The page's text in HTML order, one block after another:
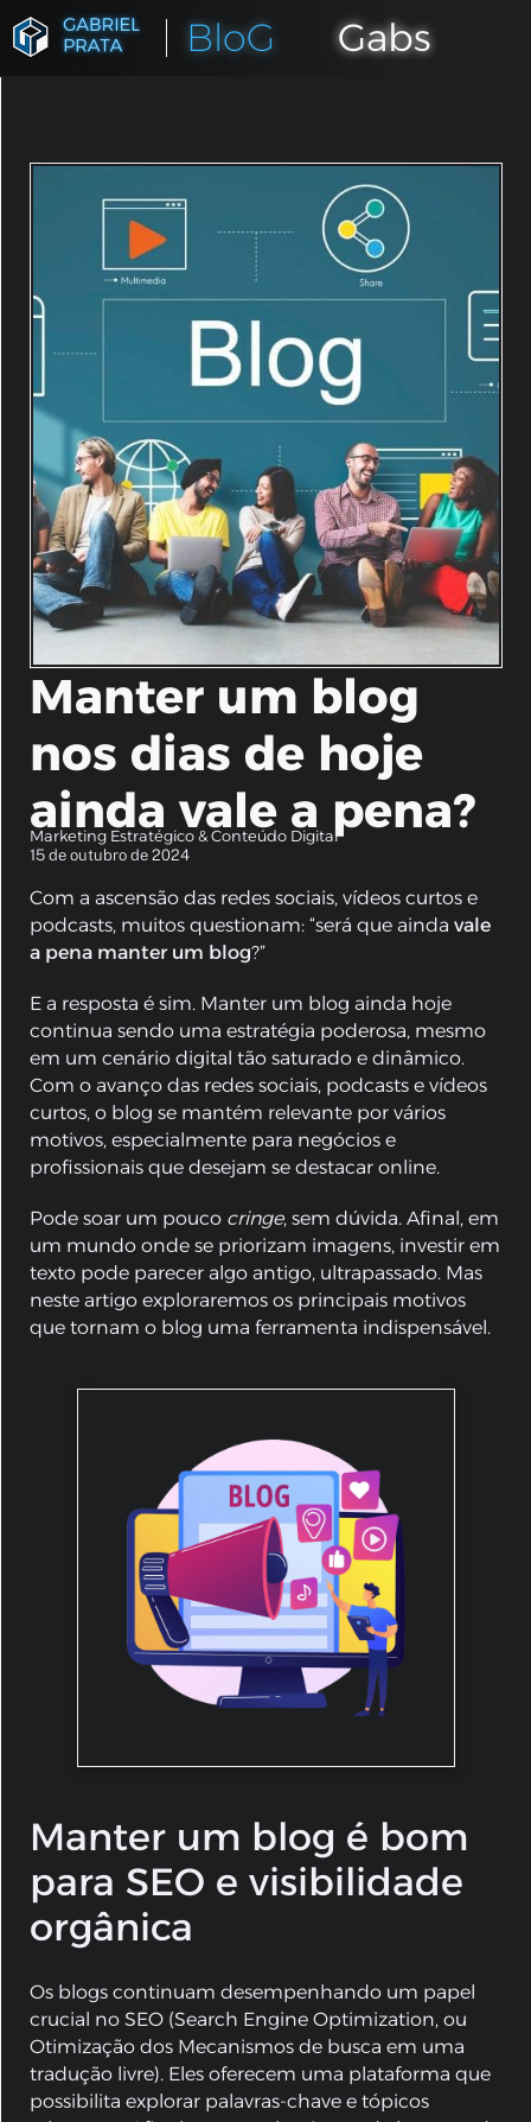
BloG Gabs
Marketing Estratégico & Conteúdo Digital
15 de outubro de 2024
Manter um blog
nos dias de hoje
ainda vale a pena?
Com a ascensão das redes sociais, vídeos curtos e
podcasts, muitos questionam: “será que ainda vale
a pena manter um blog?”
E a resposta é sim. Manter um blog ainda hoje
continua sendo uma estratégia poderosa, mesmo
em um cenário digital tão saturado e dinâmico.
Com o avanço das redes sociais, podcasts e vídeos
curtos, o blog se mantém relevante por vários
motivos, especialmente para negócios e
profissionais que desejam se destacar online.
Pode soar um pouco cringe, sem dúvida. Afinal, em
um mundo onde se priorizam imagens, investir em
texto pode parecer algo antigo, ultrapassado. Mas
neste artigo exploraremos os principais motivos
que tornam o blog uma ferramenta indispensável.
Manter um blog é bom
para SEO e visibilidade
orgânica
Os blogs continuam desempenhando um papel
crucial no SEO (Search Engine Optimization, ou
Otimização dos Mecanismos de busca em uma
tradução livre). Eles oferecem uma plataforma que
possibilita explorar palavras-chave e tópicos